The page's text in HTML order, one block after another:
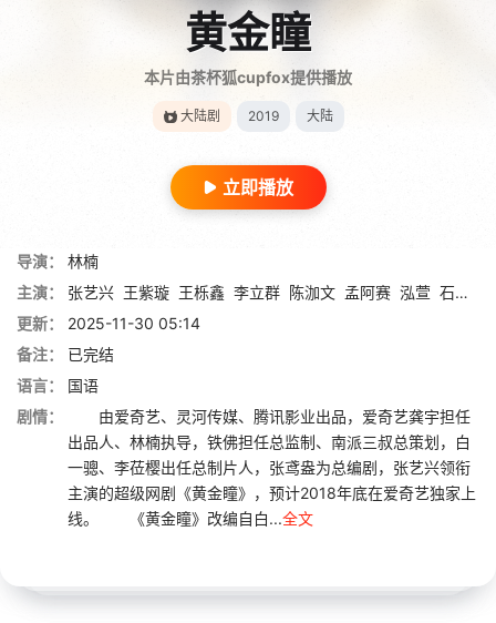
黄金瞳
本片由茶杯狐cupfox提供播放
大陆剧 2019 大陆
立即播放
导演：
林楠
主演：
张艺兴 王紫璇 王栎鑫 李立群 陈泇文 孟阿赛 泓萱 石兆琪
更新：
2025-11-30 05:14
备注：
已完结
语言：
国语
剧情：
由爱奇艺、灵河传媒、腾讯影业出品，爱奇艺龚宇担任
出品人、林楠执导，铁佛担任总监制、南派三叔总策划，白
一骢、李莅樱出任总制片人，张鸢盎为总编剧，张艺兴领衔
主演的超级网剧《黄金瞳》，预计2018年底在爱奇艺独家上
线。 《黄金瞳》改编自白...全文